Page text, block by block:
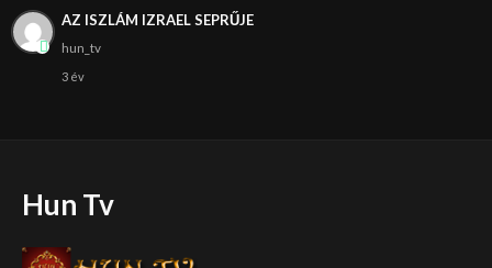
AZ ISZLÁM IZRAEL SEPRŰJE
hun_tv
3 év
Hun Tv